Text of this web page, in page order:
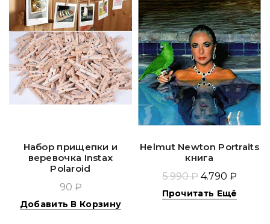
Набор прищепки и
веревочка Instax
Polaroid
90 ₽
Добавить В Корзину
Helmut Newton Portraits
книга
5.990 ₽ 4.790 ₽
Прочитать Ещё